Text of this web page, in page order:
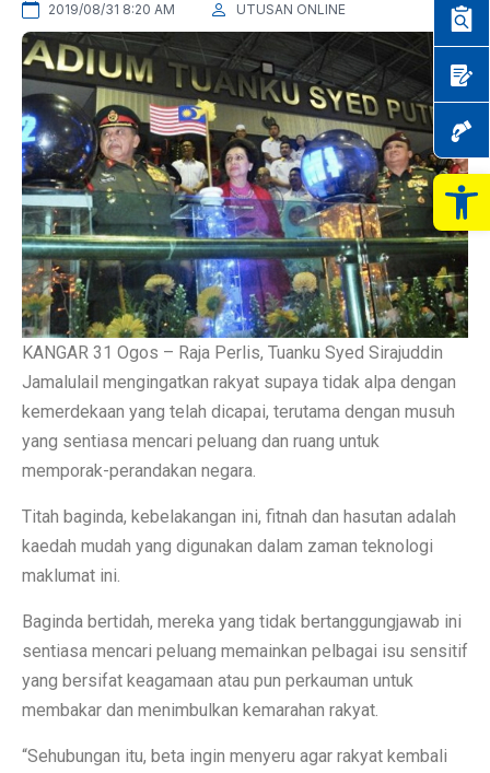
2019/08/31 8:20 AM UTUSAN ONLINE
KANGAR 31 Ogos – Raja Perlis, Tuanku Syed Sirajuddin
Jamalulail mengingatkan rakyat supaya tidak alpa dengan
kemerdekaan yang telah dicapai, terutama dengan musuh
yang sentiasa mencari peluang dan ruang untuk
memporak-perandakan negara.
Titah baginda, kebelakangan ini, fitnah dan hasutan adalah
kaedah mudah yang digunakan dalam zaman teknologi
maklumat ini.
Baginda bertidah, mereka yang tidak bertanggungjawab ini
sentiasa mencari peluang memainkan pelbagai isu sensitif
yang bersifat keagamaan atau pun perkauman untuk
membakar dan menimbulkan kemarahan rakyat.
“Sehubungan itu, beta ingin menyeru agar rakyat kembali